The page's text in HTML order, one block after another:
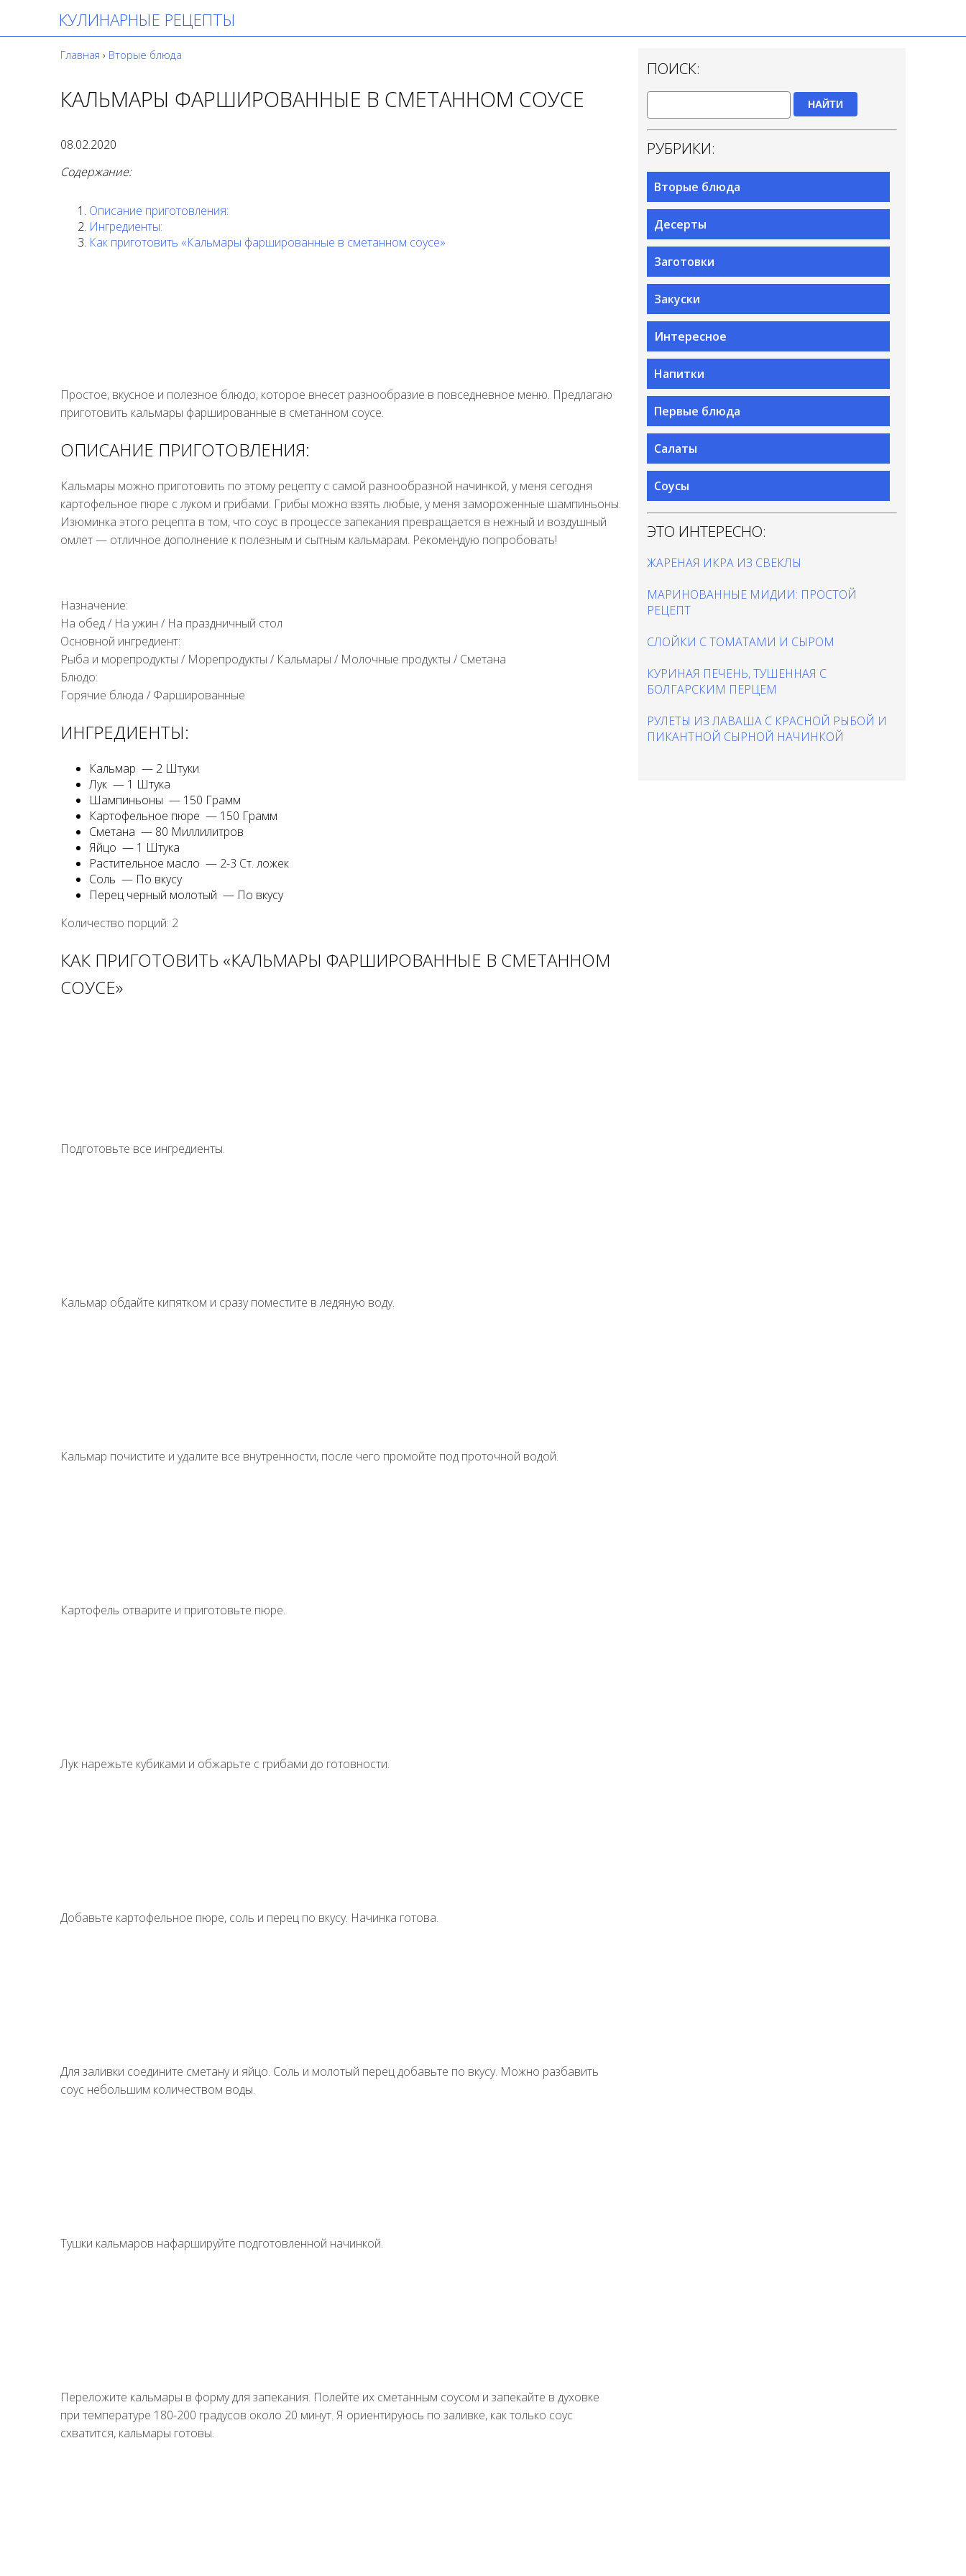
КУЛИНАРНЫЕ РЕЦЕПТЫ
Главная › Вторые блюда
КАЛЬМАРЫ ФАРШИРОВАННЫЕ В СМЕТАННОМ СОУСЕ
08.02.2020
Содержание:
Описание приготовления:
Ингредиенты:
Как приготовить «Кальмары фаршированные в сметанном соусе»
Простое, вкусное и полезное блюдо, которое внесет разнообразие в повседневное меню. Предлагаю
приготовить кальмары фаршированные в сметанном соусе.
ОПИСАНИЕ ПРИГОТОВЛЕНИЯ:
Кальмары можно приготовить по этому рецепту с самой разнообразной начинкой, у меня сегодня
картофельное пюре с луком и грибами. Грибы можно взять любые, у меня замороженные шампиньоны.
Изюминка этого рецепта в том, что соус в процессе запекания превращается в нежный и воздушный
омлет — отличное дополнение к полезным и сытным кальмарам. Рекомендую попробовать!
Назначение:
На обед/ На ужин / На праздничный стол
Основной ингредиент:
Рыба и морепродукты / Морепродукты / Кальмары / Молочные продукты / Сметана
Блюдо:
Горячие блюда / Фаршированные
ИНГРЕДИЕНТЫ:
Кальмар — 2 Штуки
Лук — 1 Штука
Шампиньоны — 150 Грамм
Картофельное пюре — 150 Грамм
Сметана — 80 Миллилитров
Яйцо — 1 Штука
Растительное масло — 2-3 Ст. ложек
Соль — По вкусу
Перец черный молотый — По вкусу
Количество порций: 2
КАК ПРИГОТОВИТЬ «КАЛЬМАРЫ ФАРШИРОВАННЫЕ В СМЕТАННОМ
СОУСЕ»
Подготовьте все ингредиенты.
Кальмар обдайте кипятком и сразу поместите в ледяную воду.
Кальмар почистите и удалите все внутренности, после чего промойте под проточной водой.
Картофель отварите и приготовьте пюре.
Лук нарежьте кубиками и обжарьте с грибами до готовности.
Добавьте картофельное пюре, соль и перец по вкусу. Начинка готова.
Для заливки соедините сметану и яйцо. Соль и молотый перец добавьте по вкусу. Можно разбавить
соус небольшим количеством воды.
Тушки кальмаров нафаршируйте подготовленной начинкой.
Переложите кальмары в форму для запекания. Полейте их сметанным соусом и запекайте в духовке
при температуре 180-200 градусов около 20 минут. Я ориентируюсь по заливке, как только соус
схватится, кальмары готовы.
ПОИСК:
НАЙТИ
РУБРИКИ:
Вторые блюда
Десерты
Заготовки
Закуски
Интересное
Напитки
Первые блюда
Салаты
Соусы
ЭТО ИНТЕРЕСНО:
ЖАРЕНАЯ ИКРА ИЗ СВЕКЛЫ
МАРИНОВАННЫЕ МИДИИ: ПРОСТОЙ
РЕЦЕПТ
СЛОЙКИ С ТОМАТАМИ И СЫРОМ
КУРИНАЯ ПЕЧЕНЬ, ТУШЕННАЯ С
БОЛГАРСКИМ ПЕРЦЕМ
РУЛЕТЫ ИЗ ЛАВАША С КРАСНОЙ РЫБОЙ И
ПИКАНТНОЙ СЫРНОЙ НАЧИНКОЙ